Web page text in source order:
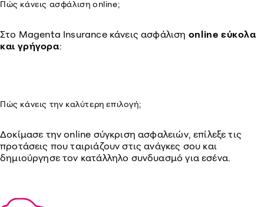
Πώς κάνεις ασφάλιση online;
Στο Magenta Insurance κάνεις ασφάλιση online εύκολα
και γρήγορα:
Πώς κάνεις την καλύτερη επιλογή;
Δοκίμασε την online σύγκριση ασφαλειών, επίλεξε τις
προτάσεις που ταιριάζουν στις ανάγκες σου και
δημιούργησε τον κατάλληλο συνδυασμό για εσένα.